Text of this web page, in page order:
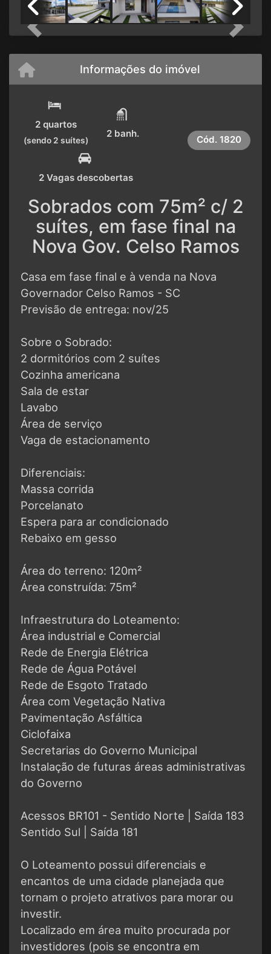
Previous Next
Informações do imóvel
2 quartos
(sendo 2 suítes)
2 banh.
2 Vagas descobertas
Cód. 1820
Sobrados com 75m² c/ 2
suítes, em fase final na
Nova Gov. Celso Ramos
Casa em fase final e à venda na Nova
Governador Celso Ramos - SC
Previsão de entrega: nov/25
Sobre o Sobrado:
2 dormitórios com 2 suítes
Cozinha americana
Sala de estar
Lavabo
Área de serviço
Vaga de estacionamento
Diferenciais:
Massa corrida
Porcelanato
Espera para ar condicionado
Rebaixo em gesso
Área do terreno: 120m²
Área construída: 75m²
Infraestrutura do Loteamento:
Área industrial e Comercial
Rede de Energia Elétrica
Rede de Água Potável
Rede de Esgoto Tratado
Área com Vegetação Nativa
Pavimentação Asfáltica
Ciclofaixa
Secretarias do Governo Municipal
Instalação de futuras áreas administrativas
do Governo
Acessos BR101 - Sentido Norte | Saída 183
Sentido Sul | Saída 181
O Loteamento possui diferenciais e
encantos de uma cidade planejada que
tornam o projeto atrativos para morar ou
investir.
Localizado em área muito procurada por
investidores (pois se encontra em